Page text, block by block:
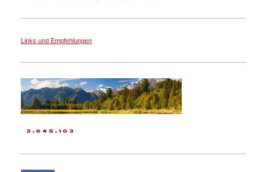
Links und Empfehlungen